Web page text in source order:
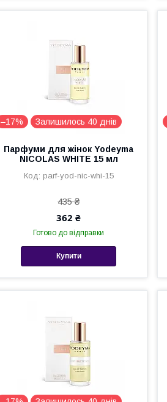
–17% Залишилось 40 днів
Парфуми для жінок Yodeyma
NICOLAS WHITE 15 мл
parf-yod-nic-whi-15
435 ₴
362 ₴
Готово до відправки
Купити